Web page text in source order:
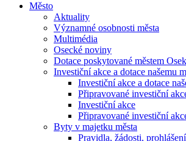
Město
Aktuality
Významné osobnosti města
Multimédia
Osecké noviny
Dotace poskytované městem Osek
Investiční akce a dotace našemu
Investiční akce a dotace
Připravované investiční
Investiční akce
Připravované investiční
Byty v majetku města
Pravidla, žádosti, prohlášení